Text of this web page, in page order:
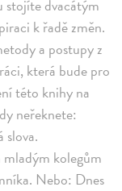
stojíte dvacátým
k řadě změn.
a postupy z
která bude pro
této knihy na
neřeknete:
slova.
kolegům
Nebo: Dnes